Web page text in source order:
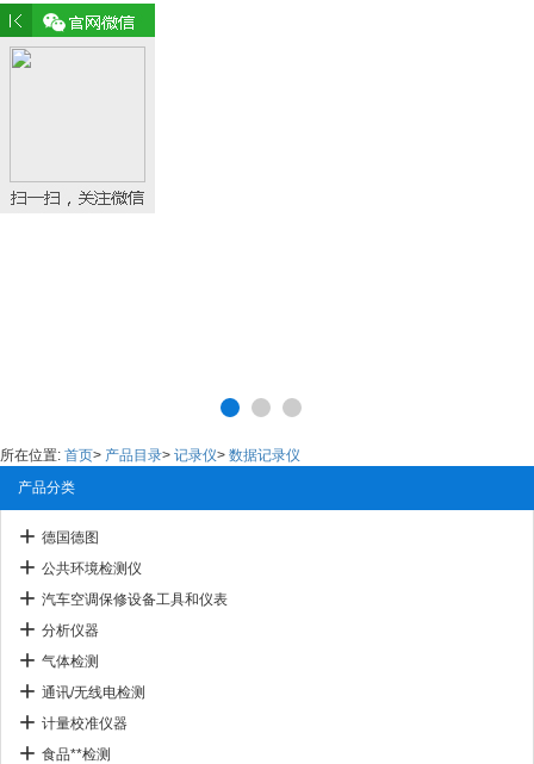
所在位置: 首页> 产品目录> 记录仪> 数据记录仪
产品分类
德国德图
公共环境检测仪
汽车空调保修设备工具和仪表
分析仪器
气体检测
通讯/无线电检测
计量校准仪器
食品**检测